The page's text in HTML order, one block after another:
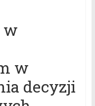
w
w
decyzji